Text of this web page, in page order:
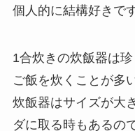
個人的に結構好きで
1合炊きの炊飯器は
ご飯を炊くことが多
炊飯器はサイズが大
ダに取る時もあるの